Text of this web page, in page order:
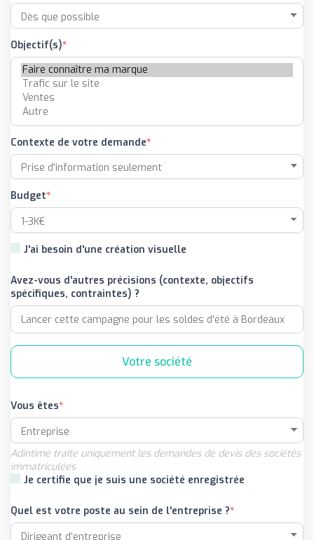
Objectif(s)
Contexte de votre demande
Budget
J'ai besoin d'une création visuelle
Avez-vous d'autres précisions (contexte, objectifs
spécifiques, contraintes) ?
Votre société
Vous êtes
Adintime traite uniquement les demandes de devis des sociétés
immatriculées
Je certifie que je suis une société enregistrée
Quel est votre poste au sein de l'entreprise ?